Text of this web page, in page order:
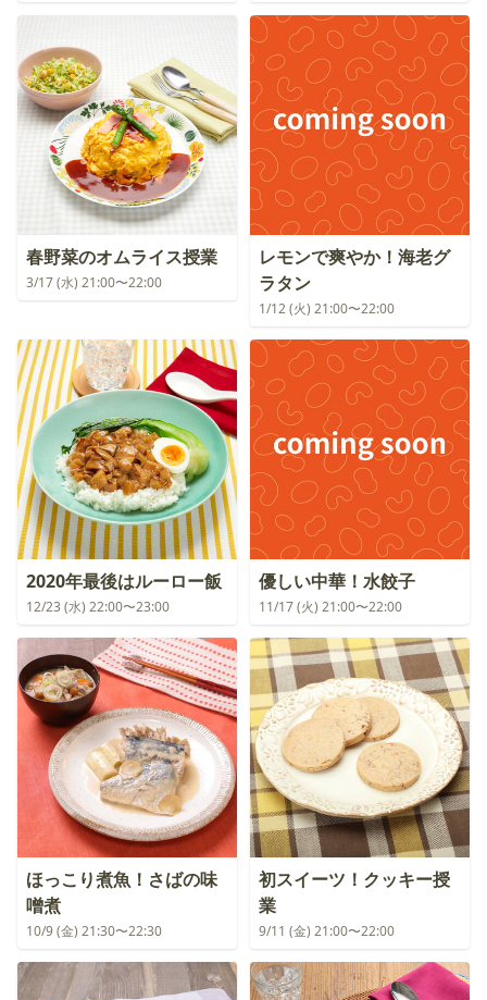
春野菜のオムライス授業
3/17 (水) 21:00〜22:00
レモンで爽やか！海老グ
ラタン
1/12 (火) 21:00〜22:00
2020年最後はルーロー飯
12/23 (水) 22:00〜23:00
優しい中華！水餃子
11/17 (火) 21:00〜22:00
ほっこり煮魚！さばの味
噌煮
10/9 (金) 21:30〜22:30
初スイーツ！クッキー授
業
9/11 (金) 21:00〜22:00